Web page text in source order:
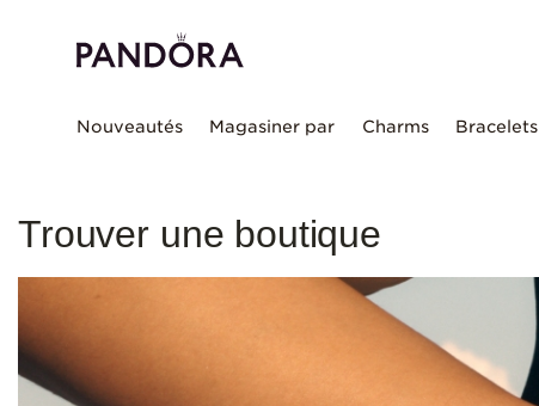
Nouveautés Magasiner par Charms Bracelets
Trouver une boutique